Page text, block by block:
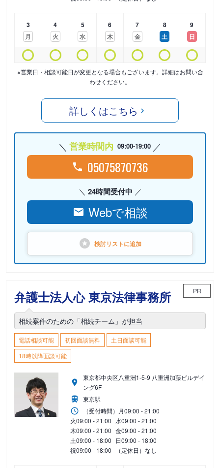
3
月
4
火
5
水
6
木
7
金
8
土
9
日
※営業日・相談可能日が変更となる場合もございます。詳細はお問い合
わせください。
詳しくはこちら
営業時間内 09:00-19:00
05075870736
24時間受付中
Webで相談
検討リストに追加
弁護士法人心 東京法律事務所 PR
相続案件のための「相続チーム」が担当
電話相談可能 初回面談無料
土日面談可能
18時以降面談可能
東京都中央区八重洲1-5-9 八重洲加藤ビルデイ
ング6F
東京駅
（受付時間） 月09:00 - 21:00
火09:00 - 21:00 水09:00 - 21:00
木09:00 - 21:00 金09:00 - 21:00
土09:00 - 18:00 日09:00 - 18:00
祝09:00 - 18:00 （定休日）なし